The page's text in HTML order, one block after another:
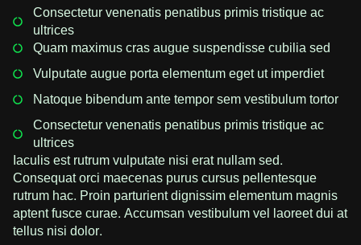
Consectetur venenatis penatibus primis tristique ac
ultrices
Quam maximus cras augue suspendisse cubilia sed
Vulputate augue porta elementum eget ut imperdiet
Natoque bibendum ante tempor sem vestibulum tortor
Consectetur venenatis penatibus primis tristique ac
ultrices
Iaculis est rutrum vulputate nisi erat nullam sed.
Consequat orci maecenas purus cursus pellentesque
rutrum hac. Proin parturient dignissim elementum magnis
aptent fusce curae. Accumsan vestibulum vel laoreet dui at
tellus nisi dolor.